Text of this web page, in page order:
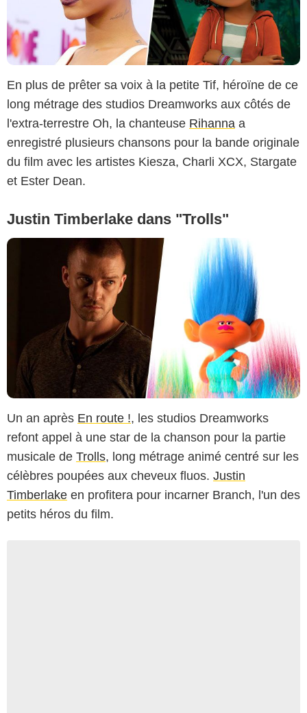
En plus de prêter sa voix à la petite Tif, héroïne de ce
long métrage des studios Dreamworks aux côtés de
l'extra-terrestre Oh, la chanteuse Rihanna a
enregistré plusieurs chansons pour la bande originale
du film avec les artistes Kiesza, Charli XCX, Stargate
et Ester Dean.
Justin Timberlake dans "Trolls"
Un an après En route !, les studios Dreamworks
refont appel à une star de la chanson pour la partie
musicale de Trolls, long métrage animé centré sur les
célèbres poupées aux cheveux fluos. Justin
Timberlake en profitera pour incarner Branch, l'un des
petits héros du film.